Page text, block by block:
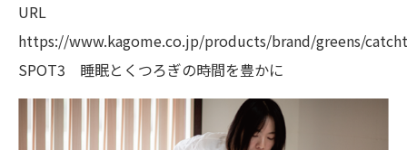
URL
https://www.kagome.co.jp/products/brand/greens/
SPOT3 睡眠とくつろぎの時間を豊かに